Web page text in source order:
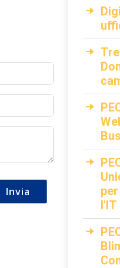
Invia
l'IT